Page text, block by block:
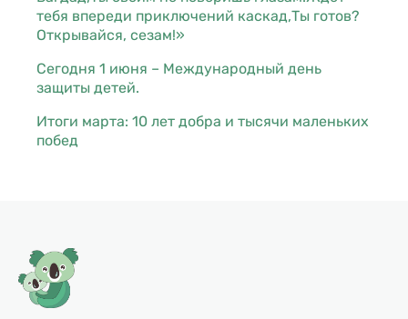
тебя впереди приключений каскад,Ты готов?
Открывайся, сезам!»
Сегодня 1 июня – Международный день
защиты детей.
Итоги марта: 10 лет добра и тысячи маленьких
побед